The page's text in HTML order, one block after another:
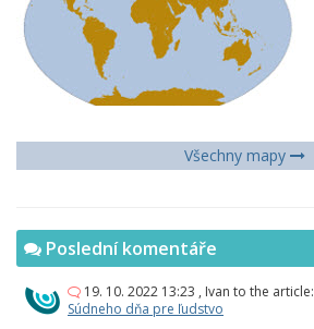
Všechny mapy
Poslední komentáře
19. 10. 2022 13:23 , Ivan to the article:
Súdneho dňa pre ľudstvo